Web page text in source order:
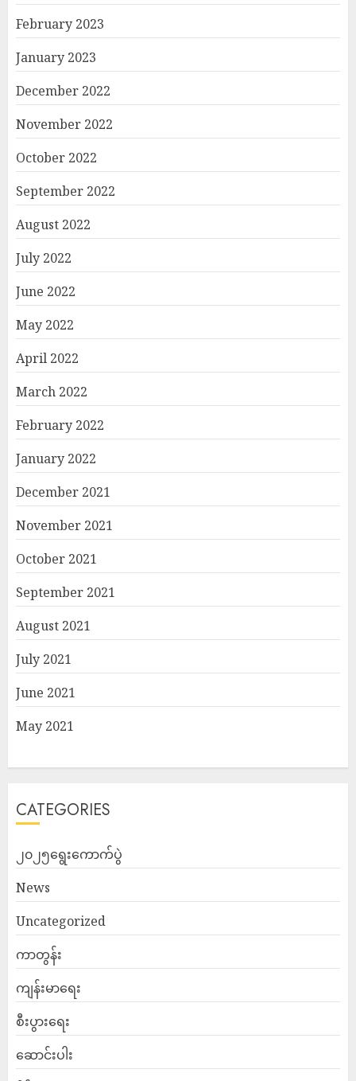
February 2023
January 2023
December 2022
November 2022
October 2022
September 2022
August 2022
July 2022
June 2022
May 2022
April 2022
March 2022
February 2022
January 2022
December 2021
November 2021
October 2021
September 2021
August 2021
July 2021
June 2021
May 2021
CATEGORIES
၂၀၂၅ရွေးကောက်ပွဲ
News
Uncategorized
ကာတွန်း
ကျန်းမာရေး
စီးပွားရေး
ဆောင်းပါး